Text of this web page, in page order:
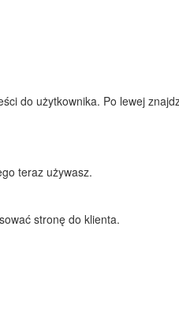
do użytkownika. Po lewej
teraz używasz.
stronę do klienta.